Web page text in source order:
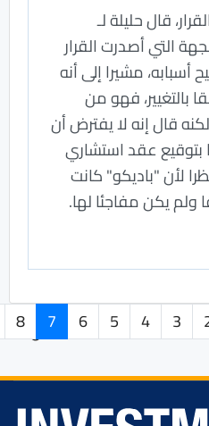
قال حليلة لـ
التي أصدرت القرار
مشيرا إلى أنه
بالتغيير، فهو من
قال إنه لا يفترض أن
بتوقيع عقد استشاري
لأن "باديكو" كانت
يكن مفاجئا لها.
الصفحة 7 من 18 3
4
5
6
7
8